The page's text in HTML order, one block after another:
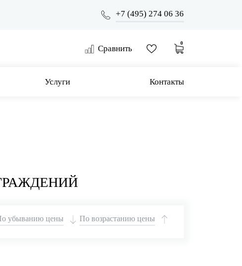
+7 (495) 274 06 36
Сравнить
0
Услуги Контакты
убыванию цены По возрастанию цены